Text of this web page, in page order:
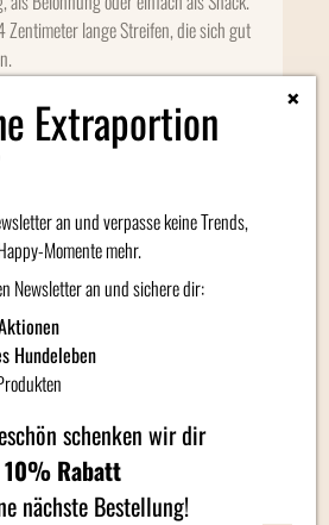
Zentimeter lange Streifen, die sich gut
als kleine Belohnung
(94 %), Kräuter*
Kamille, Minze, Oregano),
Grünlippmuschel* (Perna canaliculus)
CBD) (1,0 %), *getrocknet
Rohprotein 42,0 %, Rohfett 19,0
5,0 %, Feuchtigkeit 12,0 %
Extraportion
an und verpasse keine Trends,
Momente mehr.
Newsletter an und sichere dir:
Hundeleben
schenken wir dir
10% Rabatt
nächste Bestellung!
×